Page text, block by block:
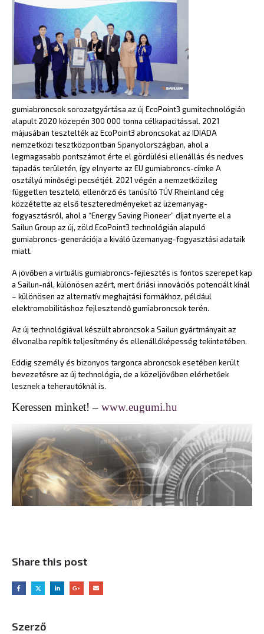
gumiabroncsok sorozatgyártása az új EcoPoint3 gumitechnológián
alapult 2020 közepén 300 000 tonna célkapacitással. 2021
májusában tesztelték az EcoPoint3 abroncsokat az IDIADA
nemzetközi tesztközpontban Spanyolországban, ahol a
legmagasabb pontszámot érte el gördülési ellenállás és nedves
tapadás területén, így elnyerte az EU gumiabroncs-címke A
osztályú minőségi pecsétjét. 2021 végén a nemzetközileg
független tesztelő, ellenőrző és tanúsító TÜV Rheinland cég
közzétette az első teszteredményeket az üzemanyag-
fogyasztásról, ahol a “Energy Saving Pioneer” díjat nyerte el a
Sailun Group az új, zöld EcoPoint3 technológián alapuló
gumiabroncs-generációja a kiváló üzemanyag-fogyasztási adataik
miatt.
A jövőben a virtuális gumiabroncs-fejlesztés is fontos szerepet kap
a Sailun-nál, különösen azért, mert óriási innovációs potenciált kínál
– különösen az alternatív meghajtási formákhoz, például
elektromobilitáshoz fejlesztendő gumiabroncsok terén.
Az új technológiával készült abroncsok a Sailun gyártmányait az
élvonalba repítik teljesítmény és ellenállóképesség tekintetében.
Eddig személy és bizonyos targonca abroncsok esetében került
bevezetésre az új technológia, de a közeljövőben elérhetőek
lesznek a teherautóknál is.
Keressen minket! – www.eugumi.hu
Share this post
Szerző